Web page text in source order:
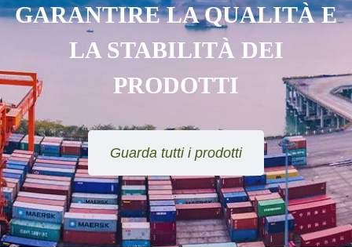
GARANTIRE LA QUALITÀ E
LA STABILITÀ DEI
PRODOTTI
Guarda tutti i prodotti